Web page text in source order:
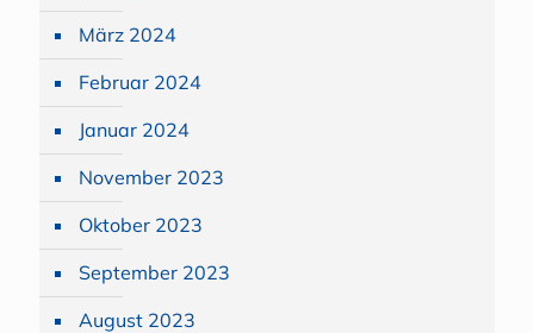
März 2024
Februar 2024
Januar 2024
November 2023
Oktober 2023
September 2023
August 2023